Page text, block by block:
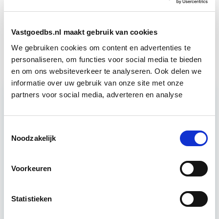
Vastgoedbs.nl maakt gebruik van cookies
We gebruiken cookies om content en advertenties te
personaliseren, om functies voor social media te bieden
en om ons websiteverkeer te analyseren. Ook delen we
informatie over uw gebruik van onze site met onze
partners voor social media, adverteren en analyse
Noodzakelijk
Voorkeuren
Statistieken
Circulair Bouwen Start do 24 sep
Vastgoedbeheer Start wo 9 sep
Business Case voor Vastgoed- &
vastgoedprojecten te realiseren en/of te
komen voorbij, waarbij de…